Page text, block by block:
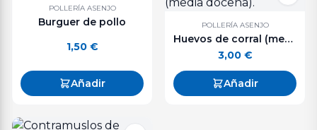
POLLERÍA ASENJO
Burguer de pollo
1,50 €
Añadir
POLLERÍA ASENJO
Huevos de corral (media docena).
3,00 €
Añadir